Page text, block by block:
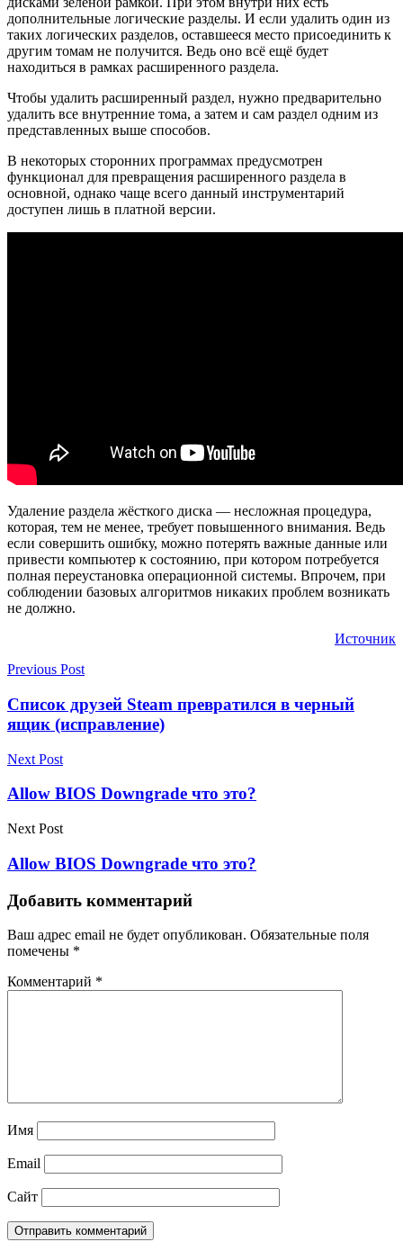
дополнительные логические разделы. И если удалить один из
таких логических разделов, оставшееся место присоединить к
другим томам не получится. Ведь оно всё ещё будет
находиться в рамках расширенного раздела.
Чтобы удалить расширенный раздел, нужно предварительно
удалить все внутренние тома, а затем и сам раздел одним из
представленных выше способов.
В некоторых сторонних программах предусмотрен
функционал для превращения расширенного раздела в
основной, однако чаще всего данный инструментарий
доступен лишь в платной версии.
Удаление раздела жёсткого диска — несложная процедура,
которая, тем не менее, требует повышенного внимания. Ведь
если совершить ошибку, можно потерять важные данные или
привести компьютер к состоянию, при котором потребуется
полная переустановка операционной системы. Впрочем, при
соблюдении базовых алгоритмов никаких проблем возникать
не должно.
Источник
Previous Post
Список друзей Steam превратился в черный
ящик (исправление)
Next Post
Allow BIOS Downgrade что это?
Next Post
Allow BIOS Downgrade что это?
Добавить комментарий
Ваш адрес email не будет опубликован. Обязательные поля
помечены *
Комментарий *
Имя
Email
Сайт